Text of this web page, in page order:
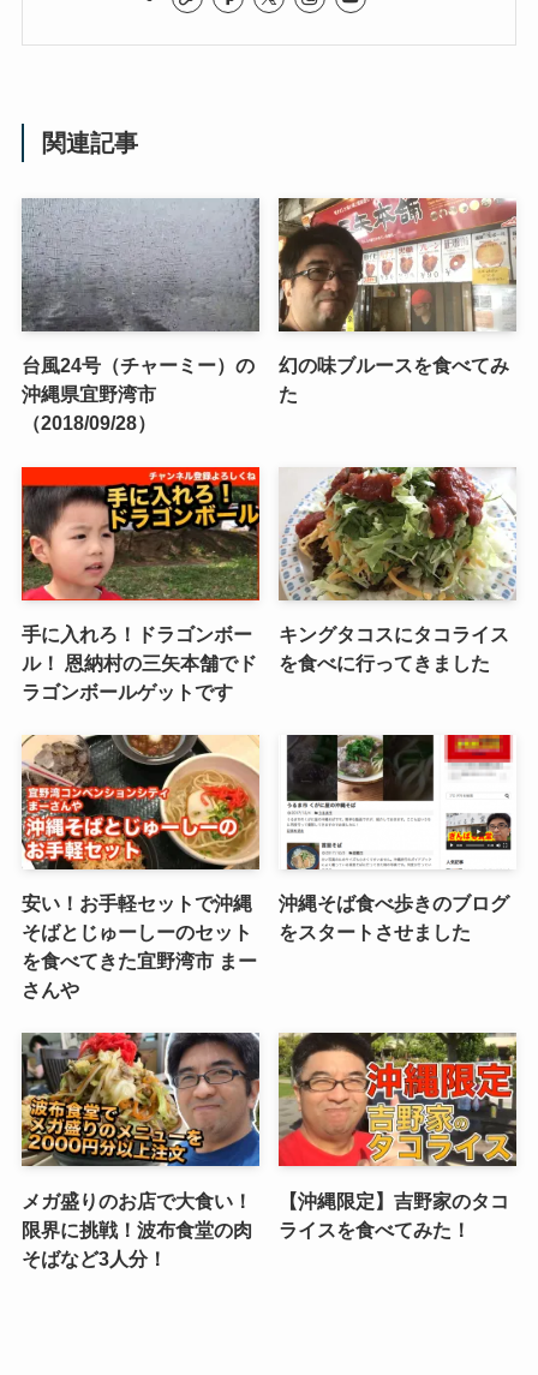
関連記事
台風24号（チャーミー）の
沖縄県宜野湾市
（2018/09/28）
幻の味ブルースを食べてみ
た
手に入れろ！ドラゴンボー
ル！ 恩納村の三矢本舗でド
ラゴンボールゲットです
キングタコスにタコライス
を食べに行ってきました
安い！お手軽セットで沖縄
そばとじゅーしーのセット
を食べてきた宜野湾市 まー
さんや
沖縄そば食べ歩きのブログ
をスタートさせました
メガ盛りのお店で大食い！
限界に挑戦！波布食堂の肉
そばなど3人分！
【沖縄限定】吉野家のタコ
ライスを食べてみた！